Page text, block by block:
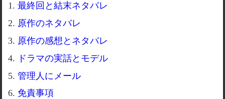
最終回と結末ネタバレ
原作のネタバレ
原作の感想とネタバレ
ドラマの実話とモデル
管理人にメール
免責事項